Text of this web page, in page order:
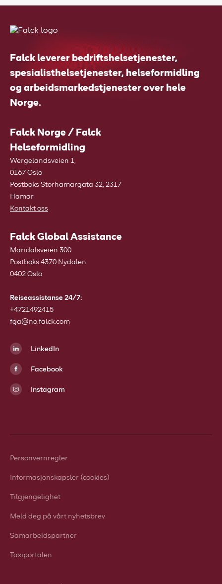
Falck leverer bedriftshelsetjenester,
spesialisthelsetjenester, helseformidling
og arbeidsmarkedstjenester over hele
Norge.
Falck Norge / Falck
Helseformidling
Wergelandsveien 1,
0167 Oslo
Postboks Storhamargata 32, 2317
Hamar
Kontakt oss
Falck Global Assistance
Maridalsveien 300
Postboks 4370 Nydalen
0402 Oslo
Reiseassistanse 24/7:
+4721492415
fga@no.falck.com
LinkedIn
Facebook
Instagram
Personvernregler
Informasjonskapsler (cookies)
Tilgjengelighet
Meld deg på vårt nyhetsbrev
Samarbeidspartner
Taxiportalen